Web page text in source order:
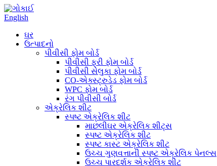
English
ઘર
ઉત્પાદનો
પીવીસી ફોમ બોર્ડ
પીવીસી ફ્રી ફોમ બોર્ડ
પીવીસી સેલુકા ફોમ બોર્ડ
CO-એક્સ્ટ્રુડેડ ફોમ બોર્ડ
WPC ફોમ બોર્ડ
રંગ પીવીસી બોર્ડ
એક્રેલિક શીટ
સ્પષ્ટ એક્રેલિક શીટ
માછલીઘર એક્રેલિક શીટ્સ
સ્પષ્ટ એક્રેલિક શીટ
સ્પષ્ટ કાસ્ટ એક્રેલિક શીટ
ઉચ્ચ ગુણવત્તાની સ્પષ્ટ એક્રેલિક પેનલ્સ
ઉચ્ચ પારદર્શક એક્રેલિક શીટ